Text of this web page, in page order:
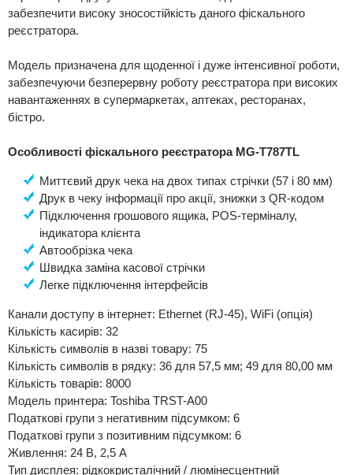
забезпечити високу зносостійкість даного фіскального
реєстратора.
Модель призначена для щоденної і дуже інтенсивної роботи,
забезпечуючи безперервну роботу реєстратора при високих
навантаженнях в супермаркетах, аптеках, ресторанах,
бістро.
Особливості фіскального реєстратора MG-T787TL
Миттєвий друк чека на двох типах стрічки (57 і 80 мм)
Друк в чеку інформації про акції, знижки з QR-кодом
Підключення грошового ящика, POS-терміналу,
індикатора клієнта
Автообрізка чека
Швидка заміна касової стрічки
Легке підключення інтерфейсів
Канали доступу в інтернет: Ethernet (RJ-45), WiFi (опція)
Кількість касирів: 32
Кількість символів в назві товару: 75
Кількість символів в рядку: 36 для 57,5 ​​мм; 49 для 80,00 мм
Кількість товарів: 8000
Модель принтера: Toshiba TRST-A00
Податкові групи з негативним підсумком: 6
Податкові групи з позитивним підсумком: 6
Живлення: 24 В, 2,5 А
Тип дисплея: рідкокристалічний / люмінесцентний